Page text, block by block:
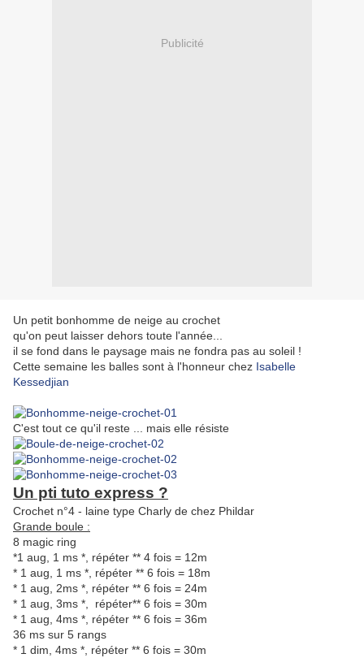
Publicité
Un petit bonhomme de neige au crochet
qu'on peut laisser dehors toute l'année...
il se fond dans le paysage mais ne fondra pas au soleil !
Cette semaine les balles sont à l'honneur chez Isabelle
Kessedjian
C'est tout ce qu'il reste ... mais elle résiste
Un pti tuto express ?
Crochet n°4 - laine type Charly de chez Phildar
Grande boule :
8 magic ring
*1 aug, 1 ms *, répéter ** 4 fois = 12m
* 1 aug, 1 ms *, répéter ** 6 fois = 18m
* 1 aug, 2ms *, répéter ** 6 fois = 24m
* 1 aug, 3ms *, répéter** 6 fois = 30m
* 1 aug, 4ms *, répéter ** 6 fois = 36m
36 ms sur 5 rangs
* 1 dim, 4ms *, répéter ** 6 fois = 30m